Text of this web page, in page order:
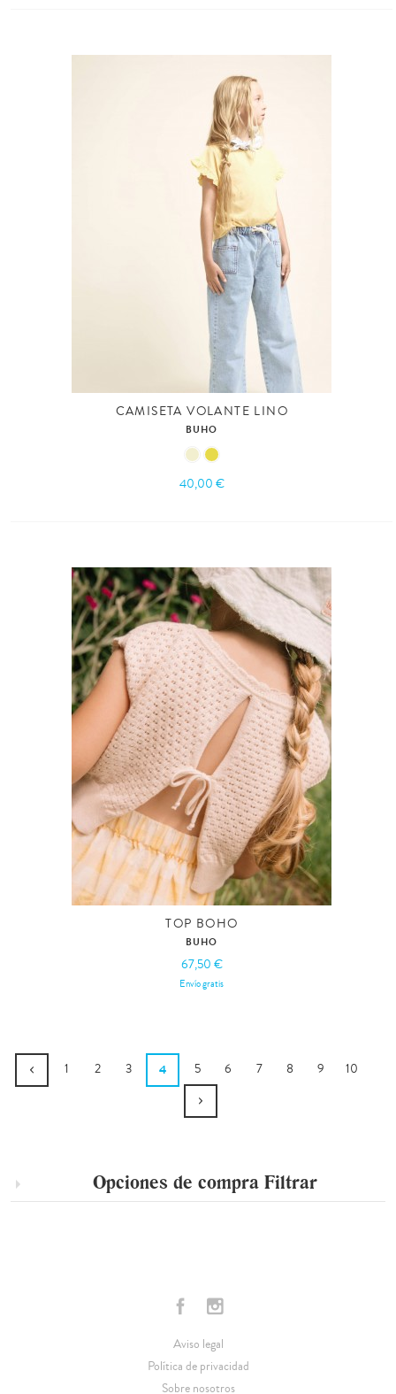
CAMISETA VOLANTE LINO
BUHO
40,00 €
TOP BOHO
BUHO
67,50 €
Envío gratis
1 2 3 4 5 6 7 8 9 10
Opciones de compra Filtrar
Aviso legal
Política de privacidad
Sobre nosotros